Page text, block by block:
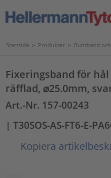
Startsida > Produkter > Buntband
Fixeringsband för
räfflad, ⌀25.0mm,
Art.-Nr. 157-00243
| T30SOS-AS-FT6-E-
Kopiera